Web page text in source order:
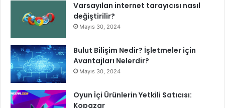
Varsayılan internet tarayıcısı nasıl
değiştirilir?
Mayıs 30, 2024
Bulut Bilişim Nedir? İşletmeler için
Avantajları Nelerdir?
Mayıs 30, 2024
Oyun İçi Ürünlerin Yetkili Satıcısı:
Kopazar